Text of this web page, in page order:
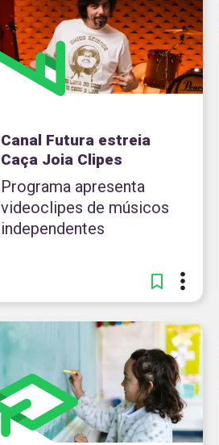
Canal Futura estreia
Caça Joia Clipes
Programa apresenta
videoclipes de músicos
independentes